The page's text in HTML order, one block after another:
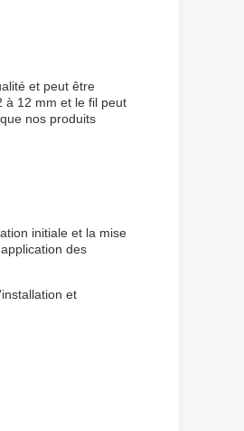
et peut être
à 12 mm et le fil peut
nos produits
initiale et la mise
des
et